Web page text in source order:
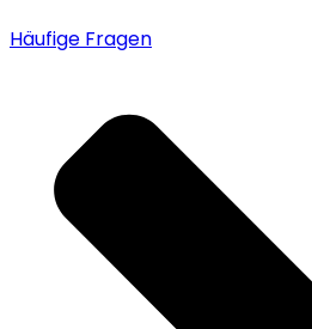
Häufige Fragen